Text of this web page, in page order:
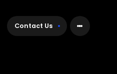
Contact Us